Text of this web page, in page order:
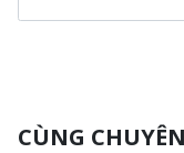
CÙNG